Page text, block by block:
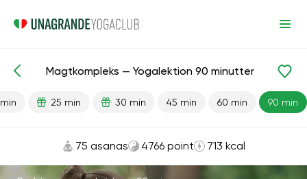
Færdiglavede lektioner Styrke
Magtkompleks — Yogalektion 90 minutter
25 min 30 min 45 min 60 min 90 min
75 asanas 4766 point 713 kcal